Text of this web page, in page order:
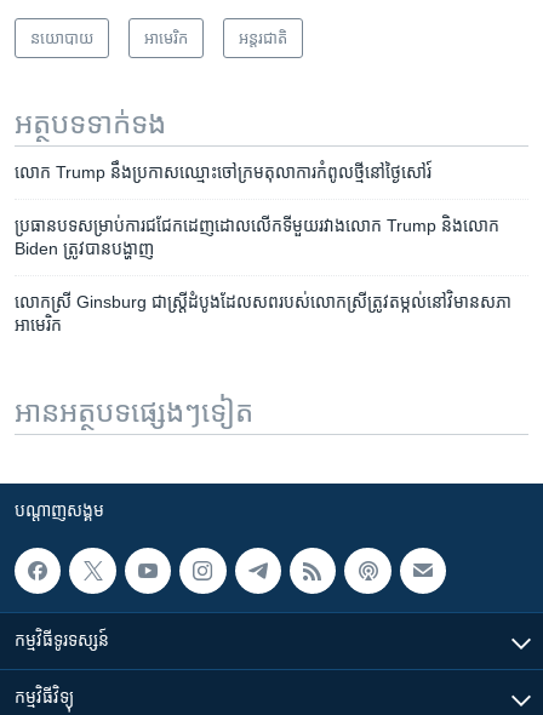
នយោបាយ អាមេរិក​ អន្តរជាតិ
អត្ថបទ​ទាក់ទង
លោក Trump នឹង​ប្រកាស​ឈ្មោះ​ចៅក្រម​តុលាការ​កំពូល​ថ្មី​នៅ​ថ្ងៃ​សៅរ៍
ប្រធានបទ​សម្រាប់​ការ​ជជែក​ដេញដោល​លើក​ទី​មួយ​រវាង​លោក Trump និង​លោក
Biden ត្រូវ​បាន​បង្ហាញ
លោកស្រី Ginsburg​ ជា​ស្រ្តី​ដំបូង​ដែល​សព​របស់​លោកស្រី​​​ត្រូវ​តម្កល់​​​នៅ​វិមាន​សភា​
អាមេរិក
អានអត្ថបទផ្សេងៗទៀត
បណ្តាញ​សង្គម
កម្មវិធី​ទូរទស្សន៍
កម្មវិធី​វិទ្យុ